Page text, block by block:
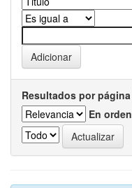
Resultados por página
En orden